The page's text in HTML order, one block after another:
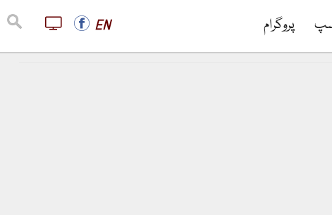
پروگرام EN